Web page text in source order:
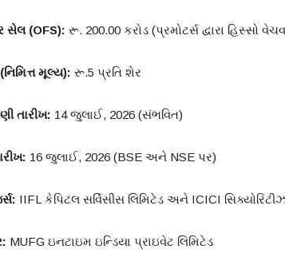
સેલ (OFS): રૂ. 200.00 કરોડ (પ્રમોટર્સ દ્વારા હિસ્સો
મૂલ્ય): રૂ.5 પ્રતિ શેર
તારીખ: 14 જુલાઈ, 2026 (સંભવિત)
16 જુલાઈ, 2026 (BSE અને NSE પર)
IIFL કેપિટલ સર્વિસીસ લિમિટેડ અને ICICI
MUFG ઇનટાઇમ ઇન્ડિયા પ્રાઇવેટ લિમિટેડ